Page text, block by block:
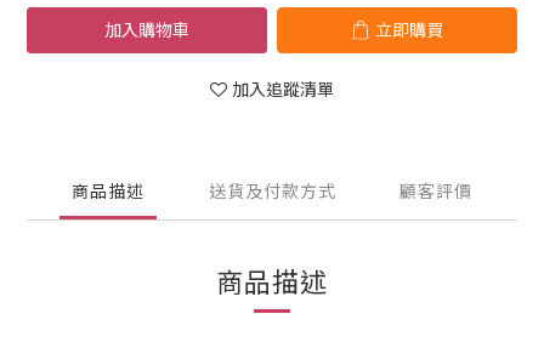
加入購物車 立即購買
加入追蹤清單
商品描述 送貨及付款方式 顧客評價
商品描述